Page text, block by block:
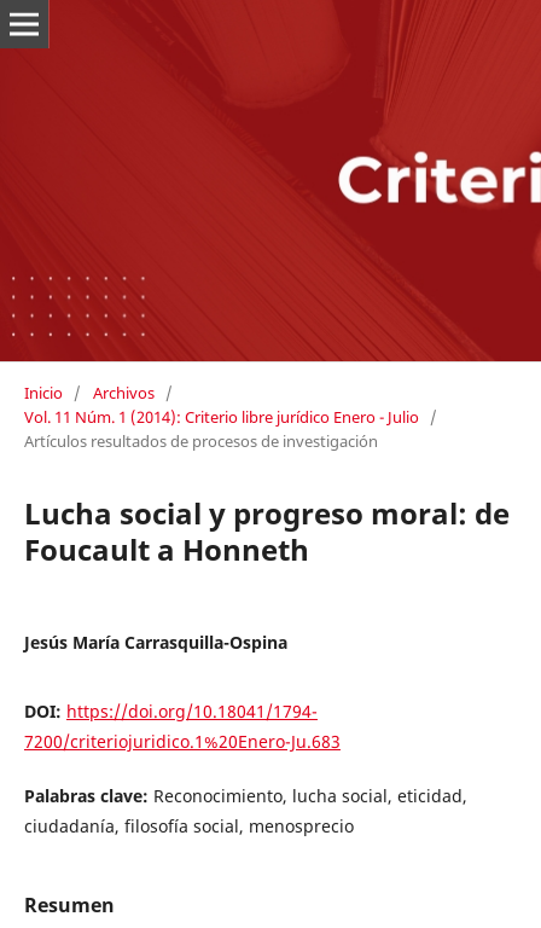
Inicio / Archivos /
Vol. 11 Núm. 1 (2014): Criterio libre jurídico Enero - Julio /
Artículos resultados de procesos de investigación
Lucha social y progreso moral: de
Foucault a Honneth
Jesús María Carrasquilla-Ospina
DOI: https://doi.org/10.18041/1794-
7200/criteriojuridico.1%20Enero-Ju.683
Palabras clave: Reconocimiento, lucha social, eticidad,
ciudadanía, filosofía social, menosprecio
Resumen